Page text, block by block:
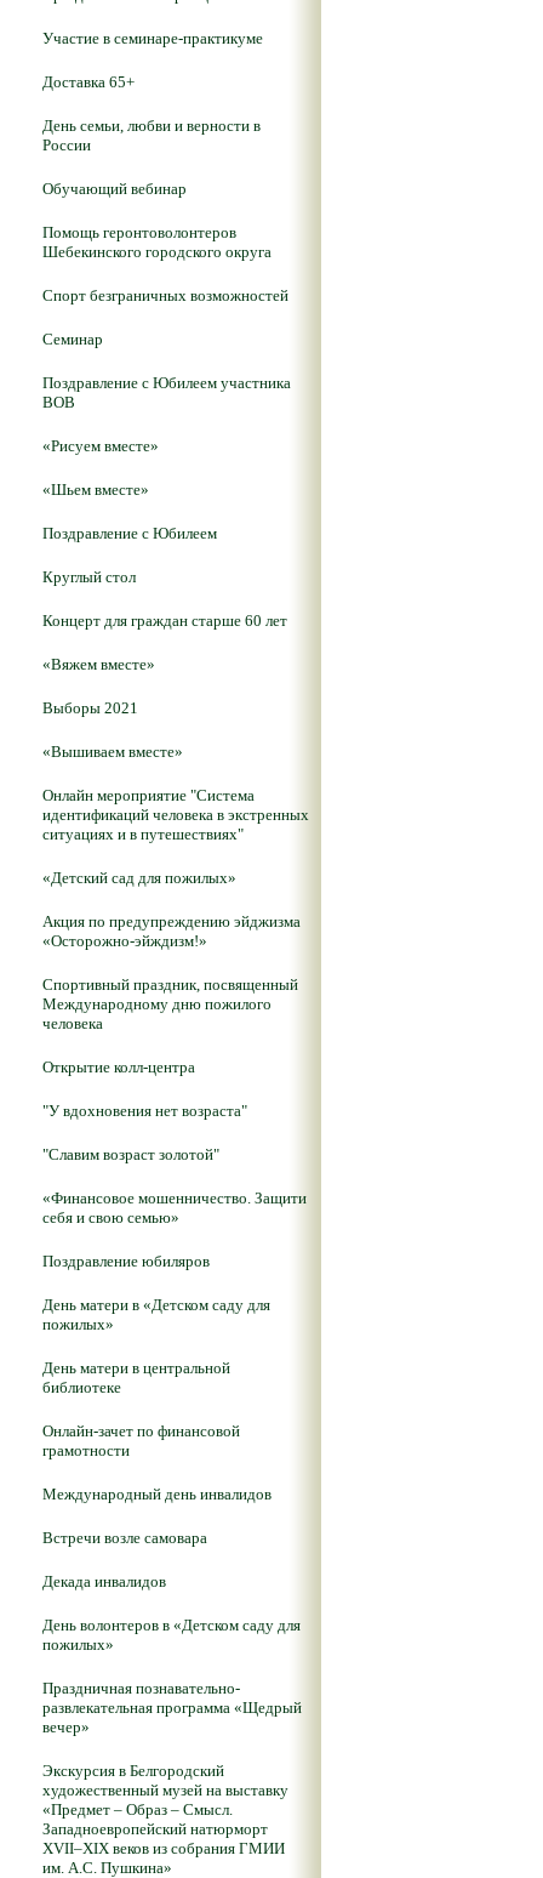
Участие в семинаре-практикуме
Доставка 65+
День семьи, любви и верности в
России
Обучающий вебинар
Помощь геронтоволонтеров
Шебекинского городского округа
Спорт безграничных возможностей
Семинар
Поздравление с Юбилеем участника
ВОВ
«Рисуем вместе»
«Шьем вместе»
Поздравление с Юбилеем
Круглый стол
Концерт для граждан старше 60 лет
«Вяжем вместе»
Выборы 2021
«Вышиваем вместе»
Онлайн мероприятие "Система
идентификаций человека в экстренных
ситуациях и в путешествиях"
«Детский сад для пожилых»
Акция по предупреждению эйджизма
«Осторожно-эйждизм!»
Спортивный праздник, посвященный
Международному дню пожилого
человека
Открытие колл-центра
"У вдохновения нет возраста"
"Славим возраст золотой"
«Финансовое мошенничество. Защити
себя и свою семью»
Поздравление юбиляров
День матери в «Детском саду для
пожилых»
День матери в центральной
библиотеке
Онлайн-зачет по финансовой
грамотности
Международный день инвалидов
Встречи возле самовара
Декада инвалидов
День волонтеров в «Детском саду для
пожилых»
Праздничная познавательно-
развлекательная программа «Щедрый
вечер»
Экскурсия в Белгородский
художественный музей на выставку
«Предмет – Образ – Смысл.
Западноевропейский натюрморт
XVII–XIX веков из собрания ГМИИ
им. А.С. Пушкина»